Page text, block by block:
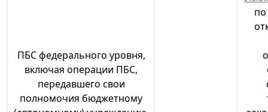
ПБС федерального уровня,
включая операции ПБС,
передавшего свои
полномочия бюджетному